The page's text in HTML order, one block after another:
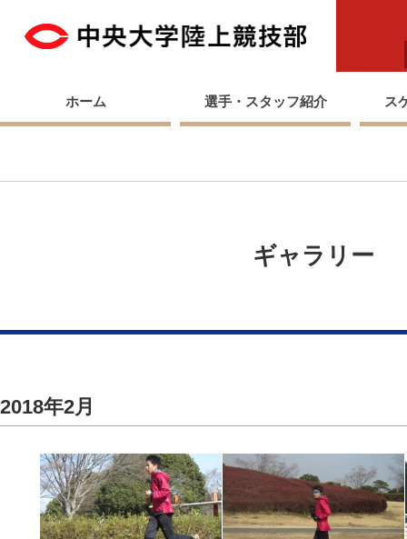
ホーム 選手・スタッフ紹介 ス
ギャラリー
2018年2月